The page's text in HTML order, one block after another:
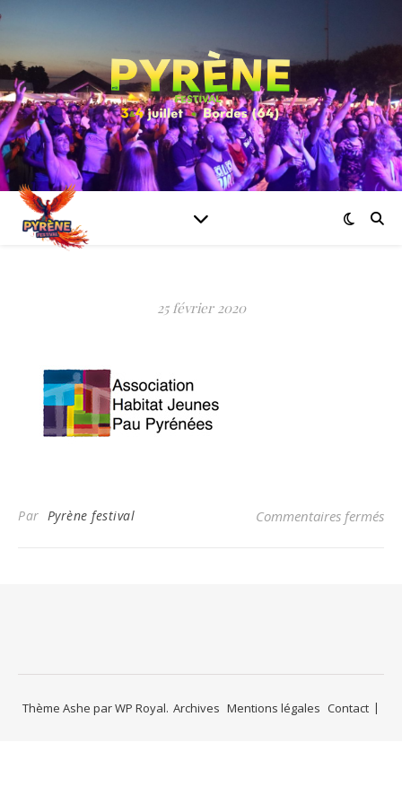
25 février 2020
Par Pyrène festival Commentaires fermés
Archives Mentions légales Contact
Thème Ashe parWP Royal.